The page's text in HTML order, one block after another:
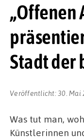
„Offenen
Stadt der
Veröffentlicht:30. Mai
Was tut man,
Künstlerinnen